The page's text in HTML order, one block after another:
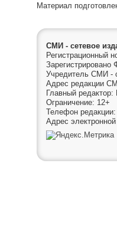
Материал
СМИ - сетевое
Регистрационный
Учредитель СМИ -
Адрес редакции
Главный
Ограничение: 12+
Телефон
Адрес